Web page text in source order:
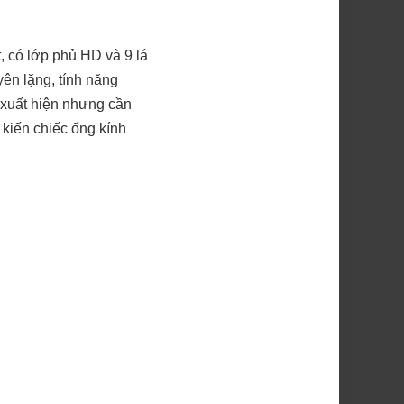
có lớp phủ HD và 9 lá
lặng, tính năng
hiện nhưng cần
chiếc ống kính